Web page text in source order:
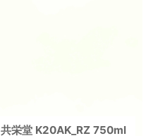
共栄堂 K20AK_RZ 750ml